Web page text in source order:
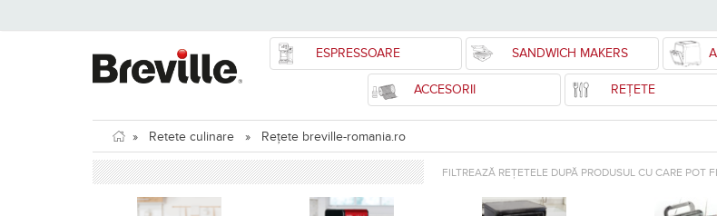
ESPRESSOARE SANDWICH MAKERS
ACCESORII REȚETE
» Retete culinare » Rețete breville-romania.ro
FILTREAZĂ REȚETELE DUPĂ PRODUSUL CU CARE POT